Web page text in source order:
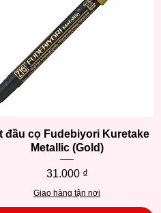
Xem nhanh
đầu cọ Fudebiyori Kuretake
Metallic (Gold)
Giá
31.000 ₫
Giao hàng tận nơi